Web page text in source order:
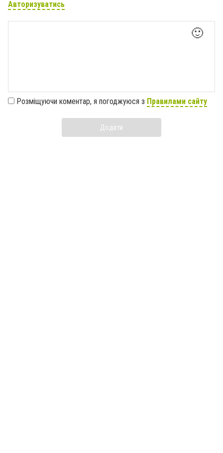
Авторизуватись
🙂
Розміщуючи коментар, я погоджуюся з Правилами сайту
Додати